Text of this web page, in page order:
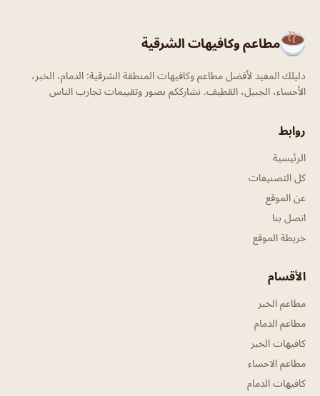
مطاعم وكافيهات الشرقية
دليلك المفيد لأفضل مطاعم وكافيهات المنطقة الشرقية: الدمام، الخبر،
الأحساء، الجبيل، القطيف. نشارككم بصور وتقييمات تجارب الناس
روابط
الرئيسية
كل التصنيفات
عن الموقع
اتصل بنا
خريطة الموقع
الأقسام
مطاعم الخبر
مطاعم الدمام
كافيهات الخبر
مطاعم الاحساء
كافيهات الدمام